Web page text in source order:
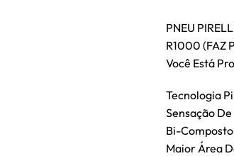
PNEU
R1000 (FAZ
Você Está
Tecnologia
Sensação
Bi-
Maior Área